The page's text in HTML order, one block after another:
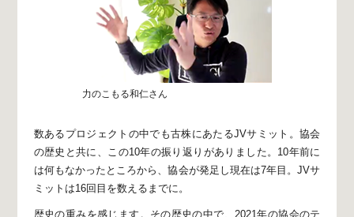
力のこもる和仁さん
数あるプロジェクトの中でも古株にあたるJVサミット。協会
の歴史と共に、この10年の振り返りがありました。 10年前に
は何もなかったところから、協会が発足し現在は7年目。JVサ
ミットは16回目を数えるまでに。
歴史の重みを感じます。 その歴史の中で、2021年の協会のテ